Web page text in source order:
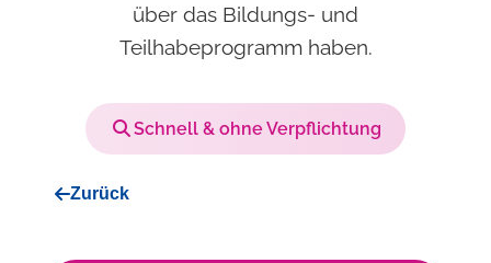
über das Bildungs- und
Teilhabeprogramm haben.
Schnell & ohne Verpflichtung
Zurück